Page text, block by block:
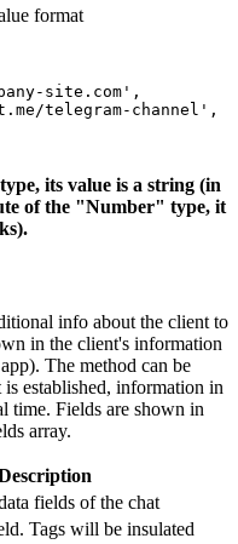
format
site.com',
telegram-channel',
its value is a string (in
of the "Number" type, it
info about the client to
in the client's information
The method can be
is established, information in
time. Fields are shown in
array.
fields of the chat
Tags will be insulated